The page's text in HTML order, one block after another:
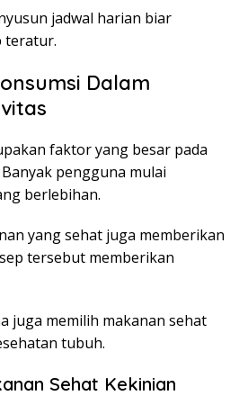
jadwal harian biar
teratur.
Dalam
faktor yang besar pada
pengguna mulai
berlebihan.
yang sehat juga memberikan
tersebut memberikan
juga memilih makanan sehat
tubuh.
Sehat Kekinian